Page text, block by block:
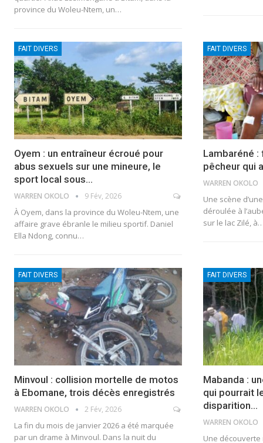
province du Woleu-Ntem, un…
FAIT DIVERS
Oyem : un entraîneur écroué pour
abus sexuels sur une mineure, le
sport local sous…
WARREN OKOLO 9 Fév, 2026
À Oyem, dans la province du Woleu-Ntem, une
affaire grave ébranle le milieu sportif. Daniel
Ella Ndong, connu…
FAIT DIVERS
Lambaréné :
pêcheur qui
WARREN OKOLO
Une scène
déroulée à
sur le lac Zilé,
FAIT DIVERS
Minvoul : collision mortelle de motos
à Ebomane, trois décès enregistrés
WARREN OKOLO 2 Fév, 2026
La fin du mois de janvier 2026 a été marquée
par un drame à Minvoul. Dans la nuit du
FAIT DIVERS
Mabanda :
qui pourrait
disparition…
WARREN OKOLO
Une